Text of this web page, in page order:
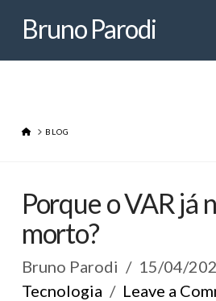
Bruno
Bruno Parodi
HOME
BLOG
Porque o VAR já
morto?
Bruno Parodi
15/04/
Tecnologia
Leave a